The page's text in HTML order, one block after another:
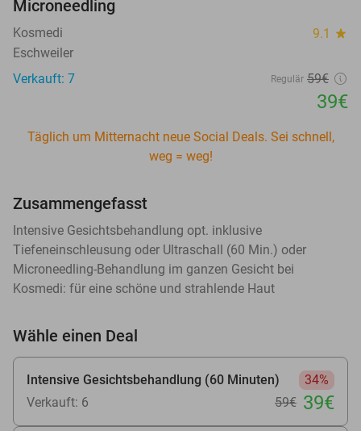
Microneedling
Kosmedi 9.1 star
Eschweiler
Verkauft: 7
Regulär 59€
39€
Täglich um Mitternacht neue Social Deals. Sei schnell,
weg = weg!
Zusammengefasst
Intensive Gesichtsbehandlung opt. inklusive
Tiefeneinschleusung oder Ultraschall (60 Min.) oder
Microneedling-Behandlung im ganzen Gesicht bei
Kosmedi: für eine schöne und strahlende Haut
Wähle einen Deal
Intensive Gesichtsbehandlung (60 Minuten)
34%
Verkauft: 6
59€ 39€